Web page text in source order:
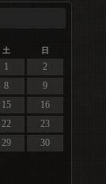
土 日
1
2
8
9
15
16
22
23
29
30